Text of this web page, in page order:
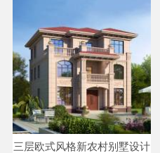
三层欧式风格新农村别墅设计